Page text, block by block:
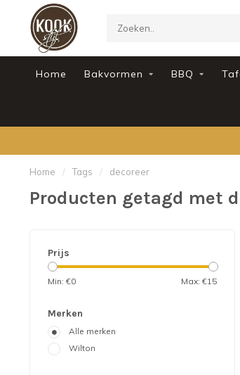
Home Bakvormen BBQ
Home / Tags / decoreer
Producten getagd met
Prijs
Min: €0 Max: €15
Merken
Alle merken
Wilton